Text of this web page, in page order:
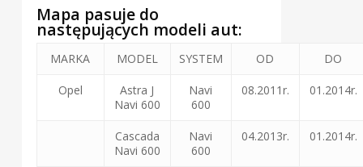
Mapa pasuje do
następujących modeli aut:
MARKA MODEL SYSTEM OD DO
Opel
Astra J
Navi 600
Navi
600
08.2011r. 01.2014r.
Cascada
Navi 600
Navi
600
04.2013r. 01.2014r.